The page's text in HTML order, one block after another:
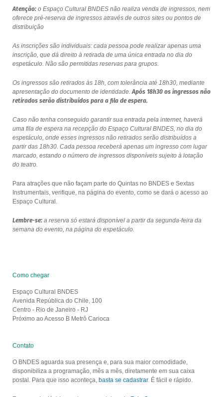
Atenção:o Espaço Cultural BNDES não realiza venda de ingressos, nem
oferece pré-reserva de ingressos através de outros sites ou pontos de
distribuição
As inscrições são individuais: cada pessoa pode realizar apenas uma
inscrição, que dá direito à retirada de uma única entrada no dia do
espetáculo. Não são permitidas reservas para grupos.
Os ingressos são retirados às 18h, com tolerância até 18h30, mediante
apresentação do documento de identidade.Após 18h30 os ingressos não
retirados serão distribuídos para a fila de espera.
Caso não tenha conseguido garantir sua entrada pela internet, haverá
uma fila de espera na recepção do Espaço Cultural BNDES, no dia do
espetáculo, onde esses ingressos não retirados serão distribuídos a
partir das 18h30. Cada pessoa receberá apenas um ingresso com lugar
marcado, estando o número de ingressos disponíveis sujeito à lotação
do teatro.
Para atrações que não façam parte do Quintas no BNDES e Sextas
Instrumentais, verifique, na página do evento, como se dará o acesso ao
Espaço Cultural.
Lembre-se:a reserva só estará disponível a partir da segunda-feira da
semana do evento, na página do espetáculo.
Como chegar
Espaço Cultural BNDES
Avenida República do Chile, 100
Centro - Rio de Janeiro - RJ
Próximo ao Acesso B Metrô Carioca
Contato
O BNDES aguarda sua presença e, para sua maior comodidade,
disponibiliza a programação, mês a mês, diretamente em sua caixa
postal. Para que isso aconteça, basta se cadastrar. É fácil e rápido.